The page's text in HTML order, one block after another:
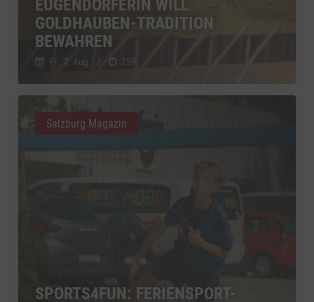
EUGENDORFERIN WILL
GOLDHAUBEN-TRADITION
BEWAHREN
Fr., 7. Aug. // 259
SPORTS4FUN: FERIENSPORT-
Salzburg Magazin